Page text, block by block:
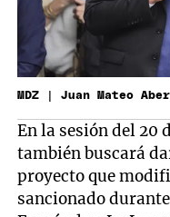
MDZ | Juan Mateo
En la sesión del 20
también buscará
proyecto que
sancionado